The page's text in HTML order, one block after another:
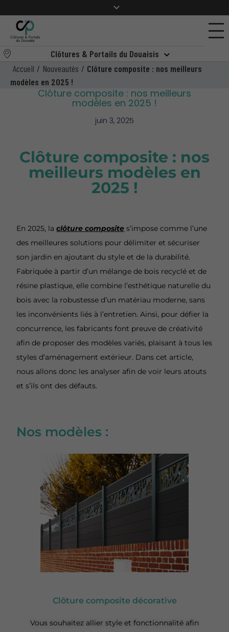
Clôtures & Portails du Douaisis
Accueil / Nouveautés / Clôture composite : nos meilleurs
modèles en 2025 !
Clôture composite : nos meilleurs
modèles en 2025 !
juin 3, 2025
Clôture composite : nos
meilleurs modèles en
2025 !
En 2025, laclôture composite s’impose comme l’une
des meilleures solutions pour délimiter et sécuriser
son jardin en ajoutant du style et de la durabilité.
Fabriquée à partir d’un mélange de bois recyclé et de
résine plastique, elle combine l’esthétique naturelle du
bois avec la robustesse d’un matériau moderne, sans
les inconvénients liés à l’entretien. Ainsi, pour défier la
concurrence, les fabricants font preuve de créativité
afin de proposer des modèles variés, plaisant à tous les
styles d’aménagement extérieur. Dans cet article,
nous allons donc les analyser afin de voir leurs atouts
et s’ils ont des défauts.
Nos modèles :
Clôture composite décorative
Vous souhaitez allier style et fonctionnalité afin